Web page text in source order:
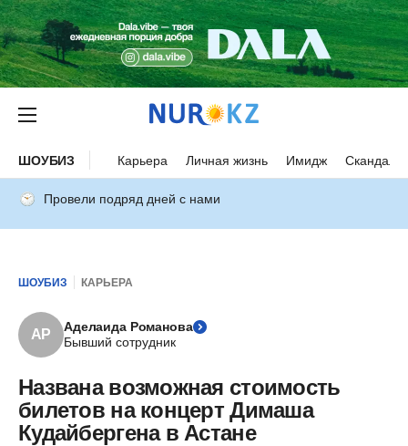
ШОУБИЗ Карьера Личная жизнь Имидж Скандалы
Провели подряд дней с нами
ШОУБИЗ КАРЬЕРА
АР
Аделаида Романова
Бывший сотрудник
Названа возможная стоимость
билетов на концерт Димаша
Кудайбергена в Астане